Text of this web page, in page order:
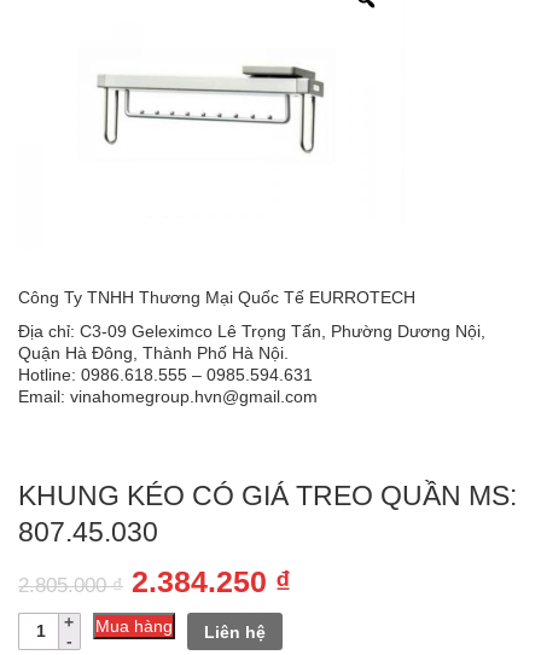
Công Ty TNHH Thương Mại Quốc Tế EURROTECH
Địa chỉ: C3-09 Geleximco Lê Trọng Tấn, Phường Dương Nội,
Quận Hà Đông, Thành Phố Hà Nội.
Hotline: 0986.618.555 – 0985.594.631
Email: vinahomegroup.hvn@gmail.com
KHUNG KÉO CÓ GIÁ TREO QUẦN MS:
807.45.030
2.805.000₫ Giá
gốc
2.384.250 ₫
Số
lượng
Mua hàng Liên hệ